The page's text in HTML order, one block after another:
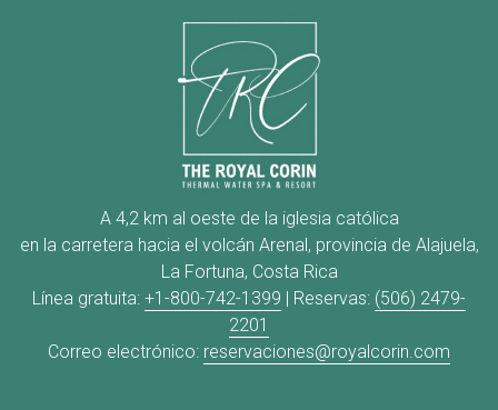
A 4,2 km al oeste de la iglesia católica
en la carretera hacia el volcán Arenal, provincia de Alajuela,
La Fortuna, Costa Rica
Línea gratuita: +1-800-742-1399 | Reservas: (506) 2479-
2201
Correo electrónico: reservaciones@royalcorin.com